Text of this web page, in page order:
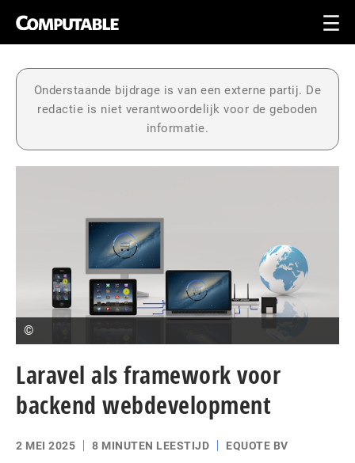
Onderstaande bijdrage is van een externe partij. De
redactie is niet verantwoordelijk voor de geboden
informatie.
©
Laravel als framework voor
backend webdevelopment
2 MEI 2025 8 MINUTEN LEESTIJD EQUOTE BV